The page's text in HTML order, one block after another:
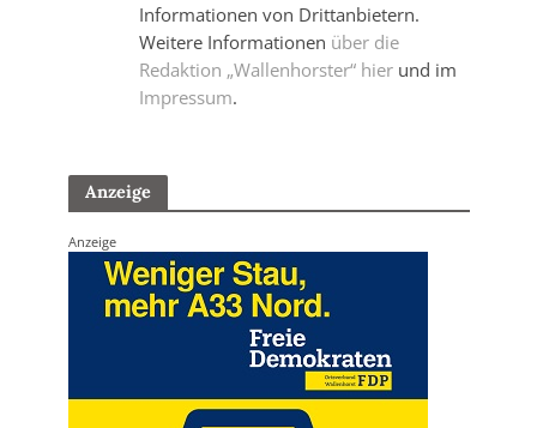
Informationen von Drittanbietern.
Weitere Informationen über die
Redaktion „Wallenhorster“ hierund im
Impressum.
Anzeige
Anzeige